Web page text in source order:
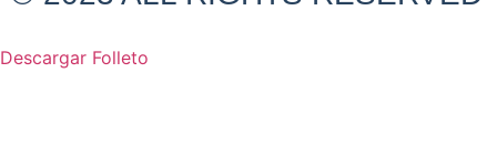
Descargar Folleto